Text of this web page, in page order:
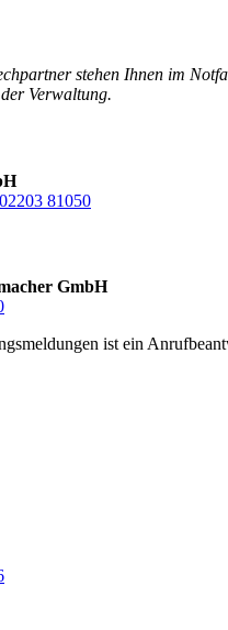
stehen Ihnen im
Verwaltung.
02203 81050
GmbH
ist ein